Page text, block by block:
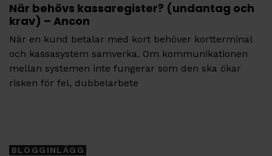
När behövs kassaregister? (undantag och
krav) – Ancon
När en kund betalar med kort behöver kortterminal
och kassasystem samverka. Om kommunikationen
mellan systemen inte fungerar som den ska ökar
risken för fel, dubbelarbete
BLOGGINLÄGG